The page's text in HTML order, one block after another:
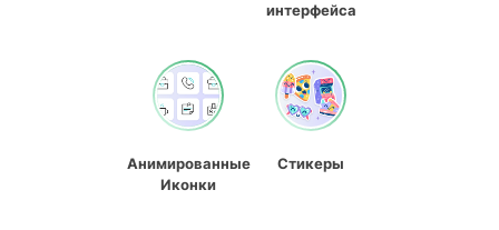
интерфейса
Анимированные
Иконки
Стикеры